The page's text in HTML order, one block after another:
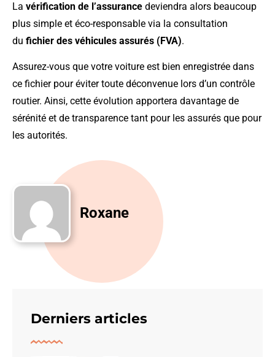
La vérification de l’assurance deviendra alors beaucoup
plus simple et éco-responsable via la consultation
du fichier des véhicules assurés (FVA).
Assurez-vous que votre voiture est bien enregistrée dans
ce fichier pour éviter toute déconvenue lors d’un contrôle
routier. Ainsi, cette évolution apportera davantage de
sérénité et de transparence tant pour les assurés que pour
les autorités.
Roxane
Derniers articles